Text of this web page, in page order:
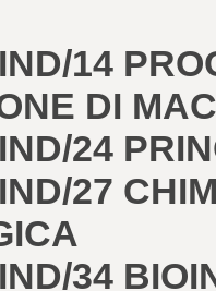
14
DI
24
27
34